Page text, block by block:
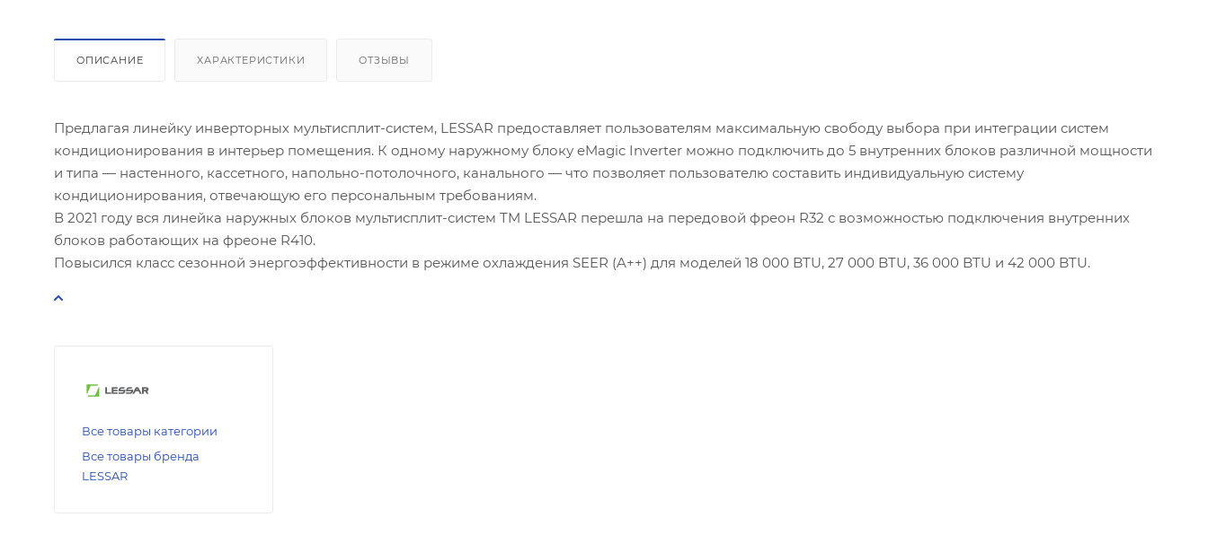
ОПИСАНИЕ ХАРАКТЕРИСТИКИ ОТЗЫВЫ
Предлагая линейку инверторных мультисплит-систем, LESSAR предоставляет пользователям максимальную свободу выбора при интеграции систем
кондиционирования в интерьер помещения. К одному наружному блоку eMagic Inverter можно подключить до 5 внутренних блоков различной мощности
и типа — настенного, кассетного, напольно-потолочного, канального — что позволяет пользователю составить индивидуальную систему
кондиционирования, отвечающую его персональным требованиям.
В 2021 году вся линейка наружных блоков мультисплит-систем TM LESSAR перешла на передовой фреон R32 с возможностью подключения внутренних
блоков работающих на фреоне R410.
Повысился класс сезонной энергоэффективности в режиме охлаждения SEER (A++) для моделей 18 000 BTU, 27 000 BTU, 36 000 BTU и 42 000 BTU.
Все товары категории
Все товары бренда
LESSAR